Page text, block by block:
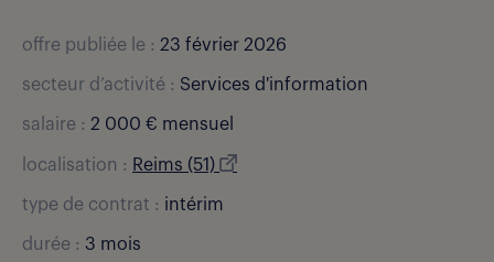
offre publiée le : 23 février 2026
secteur d’activité : Services d'information
salaire : 2 000 € mensuel
localisation : Reims (51)
type de contrat : intérim
durée : 3 mois